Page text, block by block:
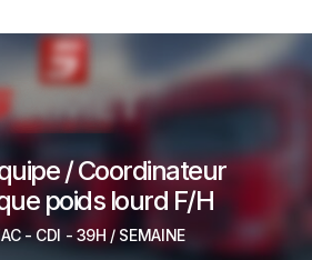
/ Coordinateur
poids lourd F/H
- CDI - 39H / SEMAINE